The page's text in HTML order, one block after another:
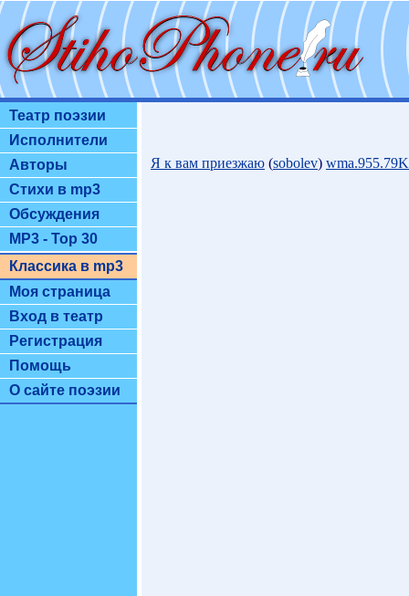
Театр поэзии
Исполнители
Авторы
Стихи в mp3
Обсуждения
MP3 - Top 30
Классика в mp3
Моя страница
Вход в театр
Регистрация
Помощь
О сайте поэзии
Я к вам приезжаю (sobolev)